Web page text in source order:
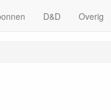
D&D Overig